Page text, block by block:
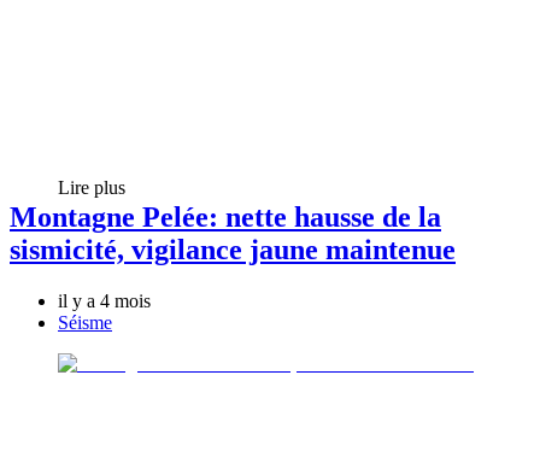
Lire plus
Montagne Pelée: nette hausse de la
sismicité, vigilance jaune maintenue
il y a 4 mois
Séisme